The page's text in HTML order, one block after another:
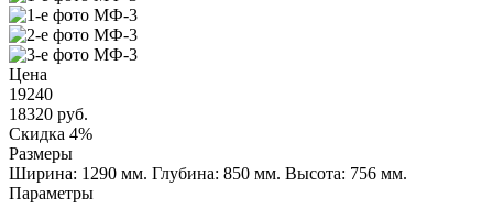
Цена
19240
18320 руб.
Скидка 4%
Размеры
Ширина: 1290 мм. Глубина: 850 мм. Высота: 756 мм.
Параметры